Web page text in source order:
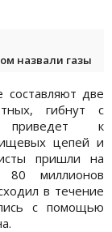
назвали газы
две
гибнут с
приведет к
цепей и
пришли на
80 миллионов
в течение
с помощью